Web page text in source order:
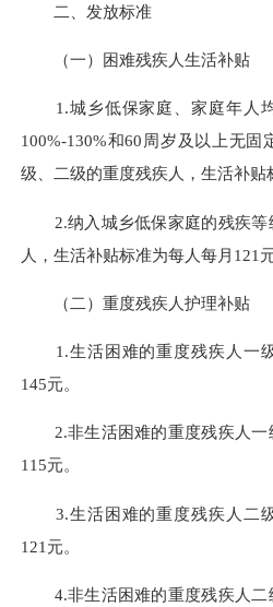
二、发放标准
（一）困难残疾人生活补贴
1.城乡低保家庭、家庭年人
100%-130%和60周岁及以上无固
级、二级的重度残疾人，生活补贴
2.纳入城乡低保家庭的残疾等
人，生活补贴标准为每人每月121元
（二）重度残疾人护理补贴
1.生活困难的重度残疾人一级
145元。
2.非生活困难的重度残疾人一
115元。
3.生活困难的重度残疾人二级
121元。
4.非生活困难的重度残疾人二